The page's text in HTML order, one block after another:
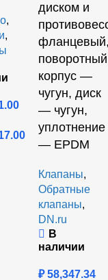
,
,
диском и
корпус —
чугун, диск
— чугун,
уплотнение
— EPDM
Клапаны,
Обратные
клапаны,
DN.ru
В
наличии
₽58,347.34